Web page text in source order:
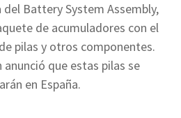
Battery System Assembly,
de acumuladores con el
pilas y otros componentes.
que estas pilas se
en España.